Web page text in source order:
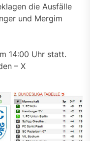
die Ausfälle
und Mergim
14:00 Uhr statt.
– X